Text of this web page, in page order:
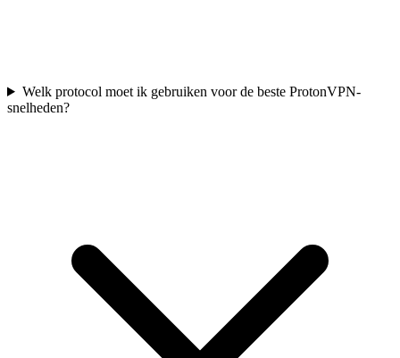
Welk protocol moet ik gebruiken voor de beste ProtonVPN-
snelheden?